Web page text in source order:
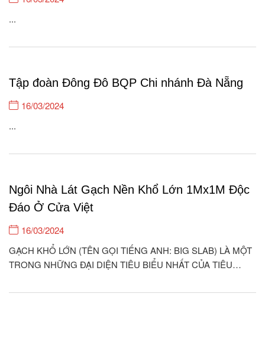
...
Tập đoàn Đông Đô BQP Chi nhánh Đà Nẵng
16/03/2024
...
Ngôi Nhà Lát Gạch Nền Khổ Lớn 1Mx1M Độc
Đáo Ở Cửa Việt
16/03/2024
GẠCH KHỔ LỚN (TÊN GỌI TIẾNG ANH: BIG SLAB) LÀ MỘT
TRONG NHỮNG ĐẠI DIỆN TIÊU BIỂU NHẤT CỦA TIÊU
GẠCH NÀY CHO KHÔNG GIAN NHÀ CỬA QUẢ THỰC ĐEM